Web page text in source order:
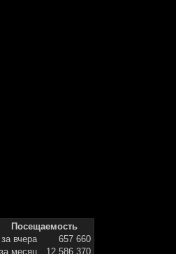
Посещаемость
за вчера
657 660
за месяц
12 586 370